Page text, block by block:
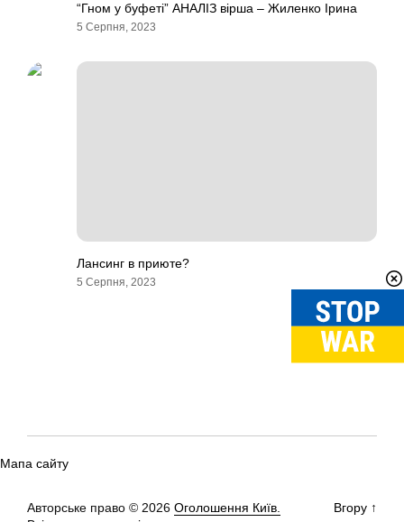
“Гном у буфеті” АНАЛІЗ вірша – Жиленко Ірина
5 Серпня, 2023
Лансинг в приюте?
5 Серпня, 2023
Мапа сайту
Авторське право © 2026 Оголошення Київ.
Вгору ↑